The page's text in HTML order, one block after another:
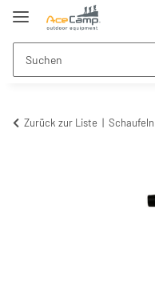
Zurück zur Liste Schaufeln